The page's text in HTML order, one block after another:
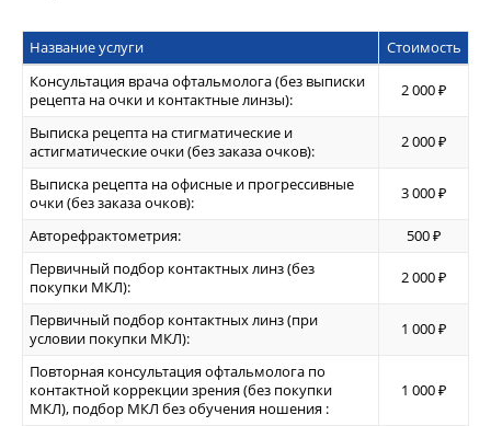
Название услуги
Стоимость
Консультация врача офтальмолога (без выписки
рецепта на очки и контактные линзы):
2 000 ₽
Выписка рецепта на стигматические и
астигматические очки (без заказа очков):
2 000 ₽
Выписка рецепта на офисные и прогрессивные
очки (без заказа очков):
3 000 ₽
Авторефрактометрия:
500 ₽
Первичный подбор контактных линз (без
покупки МКЛ):
2 000 ₽
Первичный подбор контактных линз (при
условии покупки МКЛ):
1 000 ₽
Повторная консультация офтальмолога по
контактной коррекции зрения (без покупки
МКЛ), подбор МКЛ без обучения ношения :
1 000 ₽